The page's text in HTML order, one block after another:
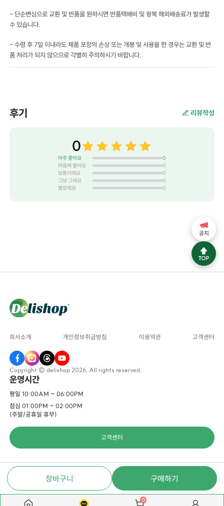
장바구니 구매하기
- 단순변심으로 교환 및 반품을 원하시면 반품택배비 및 왕복 해외배송료가 발생할
수 있습니다.
- 수령 후 7일 이내라도 제품 포장의 손상 또는 개봉 및 사용을 한 경우는 교환 및 반
품 처리가 되지 않으므로 각별히 주의하시기 바랍니다.
후기 리뷰작성
0
아주 좋아요
0
마음에 들어요
0
보통이에요
0
그냥 그래요
0
별로예요
0
회사소개 개인정보취급방침 이용약관 고객센터
Copyright © delishop 2026. All rights reserved.
운영시간
평일 10:00AM ~ 06:00PM
점심 01:00PM ~ 02:00PM
(주말/공휴일 휴무)
고객센터
공지
0